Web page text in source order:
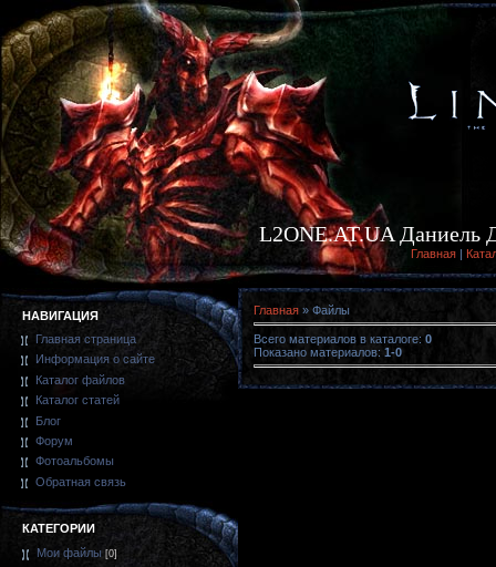
L2ONE.AT.UA Даниель
Главная |
НАВИГАЦИЯ
Главная страница
Информация о сайте
Каталог файлов
Каталог статей
Блог
Форум
Фотоальбомы
Обратная связь
КАТЕГОРИИ
Мои файлы [0]
Главная » Файлы
Всего материалов в каталоге: 0
Показано материалов: 1-0